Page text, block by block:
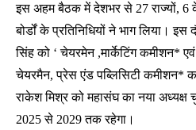
इस अहम बैठक में देशभर से 27 राज्यों,
बोर्डों के प्रतिनिधियों ने भाग लिया।
सिंह को ‘ चेयरमेन ,मार्केटिंग कमीशन*
चेयरमैन, प्रेस एंड पब्लिसिटी कमीशन*
राकेश मिश्र को महासंघ का नया अध्यक्ष
2025 से 2029 तक रहेगा।